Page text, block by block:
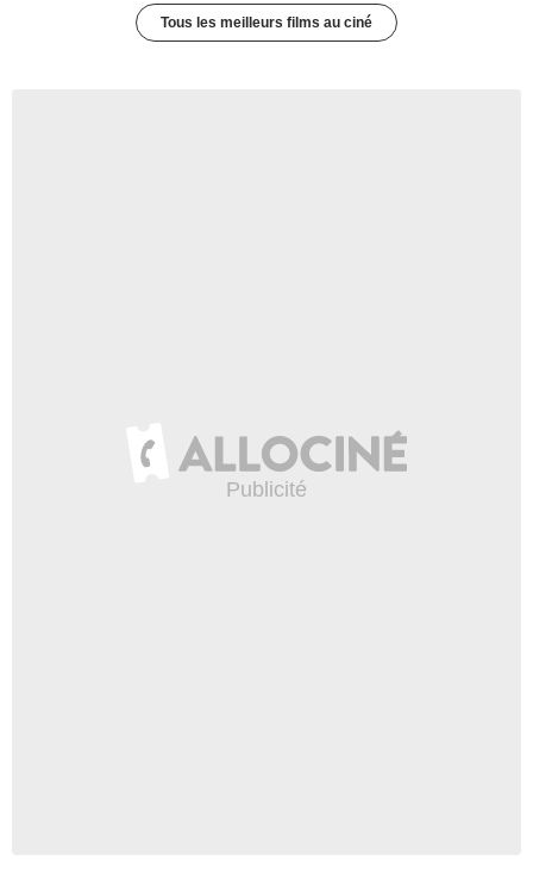
Tous les meilleurs films au ciné